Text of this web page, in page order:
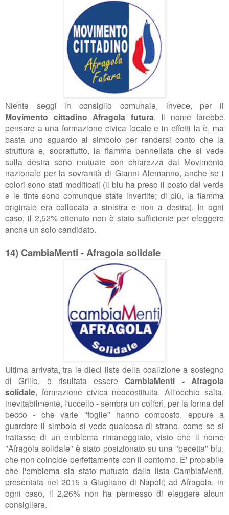
Niente seggi in consiglio comunale, invece, per il
Movimento cittadino Afragola futura. Il nome farebbe
pensare a una formazione civica locale e in effetti la è, ma
basta uno sguardo al simbolo per rendersi conto che la
struttura e, soprattutto, la fiamma pennellata che si vede
sulla destra sono mutuate con chiarezza dal Movimento
nazionale per la sovranità di Gianni Alemanno, anche se i
colori sono stati modificati (il blu ha preso il posto del verde
e le tinte sono comunque state invertite; di più, la fiamma
originale era collocata a sinistra e non a destra). In ogni
caso, il 2,52% ottenuto non è stato sufficiente per eleggere
anche un solo candidato.
14) CambiaMenti - Afragola solidale
Ultima arrivata, tra le dieci liste della coalizione a sostegno
di Grillo, è risultata essereCambiaMenti - Afragola
solidale, formazione civica neocostituita. All'occhio salta,
inevitabilmente, l'uccello - sembra un colibrì, per la forma del
becco - che varie "foglie" hanno composto, eppure a
guardare il simbolo si vede qualcosa di strano, come se si
trattasse di un emblema rimaneggiato, visto che il nome
"Afragola solidale" è stato posizionato su una "pecetta" blu,
che non coincide perfettamente con il contorno. E' probabile
che l'emblema sia stato mutuato dalla lista CambiaMenti,
presentata nel 2015 a Giugliano di Napoli; ad Afragola, in
ogni caso, il 2,26% non ha permesso di eleggere alcun
consigliere.